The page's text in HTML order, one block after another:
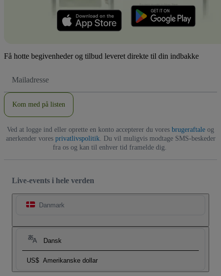
Få hotte begivenheder og tilbud leveret direkte til din indbakke
adresse
Kom med på listen
Ved at logge ind eller oprette en konto accepterer du vores brugeraftale og
anerkender vores privatlivspolitik. Du vil muligvis modtage SMS-beskeder
fra os og kan til enhver tid framelde dig.
Live-events i hele verden
Danmark
Dansk
US$ Amerikanske dollar